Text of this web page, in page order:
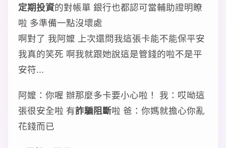
定期投資的對帳單 銀行也都認可當輔助證明瞭
啦 多準備一點沒壞處
啊對了 我阿嬤 上次還問我這張卡能不能保平安
我真的笑死 啊我就跟她說這是管錢的啦不是平
安符...
阿嬤：你喔 辦那麼多卡要小心啦！ 我：哎呦這
張很安全啦 有詐騙阻斷啦 爸：你媽就擔心你亂
花錢而已